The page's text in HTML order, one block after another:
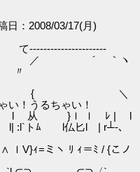
日：2008/03/17(月)
ヽ
＼
うるちゃい！
ｌ ﾚ | l
匕l | r┴-､
ｨ＝ﾐ / {こノ